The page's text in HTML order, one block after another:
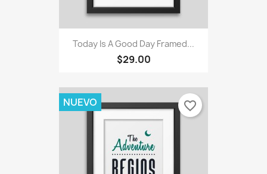
Today Is A Good Day Framed...
$29.00
NUEVO favorite_border